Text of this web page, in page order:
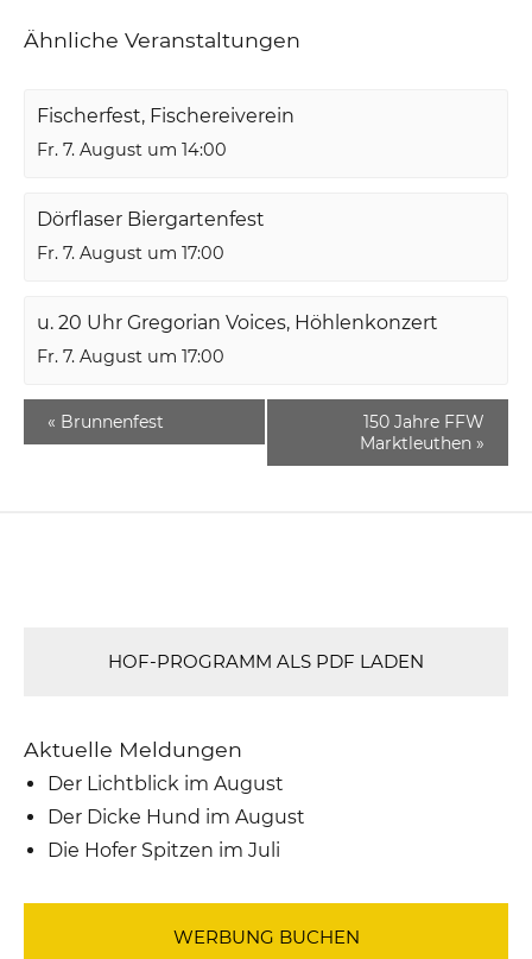
Ähnliche Veranstaltungen
Fischerfest, Fischereiverein
Fr. 7. August um 14:00
Dörflaser Biergartenfest
Fr. 7. August um 17:00
u. 20 Uhr Gregorian Voices, Höhlenkonzert
Fr. 7. August um 17:00
« Brunnenfest
150 Jahre FFW
Marktleuthen »
HOF-PROGRAMM ALS PDF LADEN
Aktuelle Meldungen
Der Lichtblick im August
Der Dicke Hund im August
Die Hofer Spitzen im Juli
WERBUNG BUCHEN